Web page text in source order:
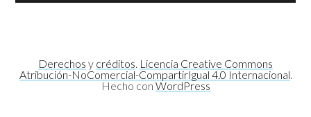
Derechos y créditos. Licencia Creative Commons
Atribución-NoComercial-CompartirIgual 4.0 Internacional.
Hecho conWordPress